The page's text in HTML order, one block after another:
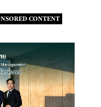
CONTENT